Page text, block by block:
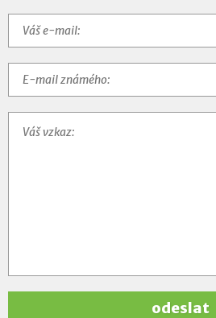
odeslat